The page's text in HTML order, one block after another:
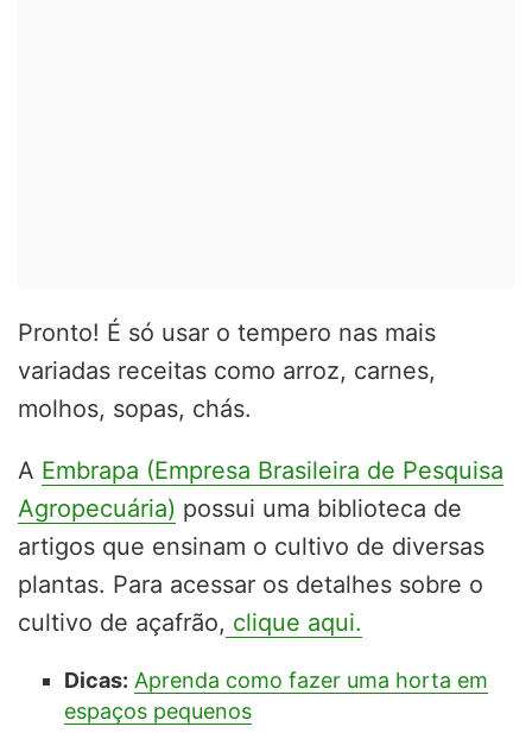
Pronto! É só usar o tempero nas mais
variadas receitas como arroz, carnes,
molhos, sopas, chás.
A Embrapa (Empresa Brasileira de Pesquisa
Agropecuária) possui uma biblioteca de
artigos que ensinam o cultivo de diversas
plantas. Para acessar os detalhes sobre o
cultivo de açafrão, clique aqui.
Dicas: Aprenda como fazer uma horta em
espaços pequenos